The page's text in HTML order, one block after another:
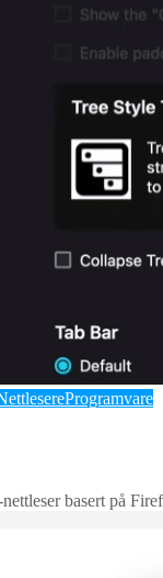
Programvare
basert på